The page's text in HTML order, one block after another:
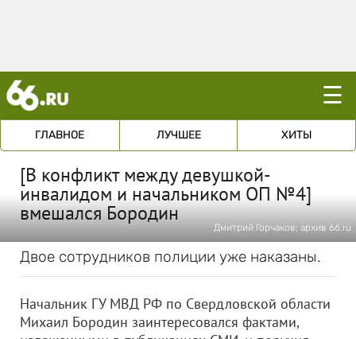
☰
ГЛАВНОЕ ЛУЧШЕЕ ХИТЫ
[В конфликт между девушкой-
инвалидом и начальником ОП №4]
вмешался Бородин
Дмитрий Горчаков; архив 66.ru
Двое сотрудников полиции уже наказаны.
Начальник ГУ МВД РФ по Свердловской области
Михаил Бородин заинтересовался фактами,